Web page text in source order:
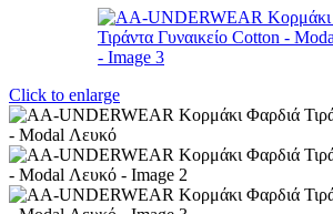
Click to enlarge